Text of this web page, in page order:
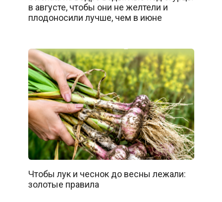
в августе, чтобы они не желтели и
плодоносили лучше, чем в июне
Чтобы лук и чеснок до весны лежали:
золотые правила